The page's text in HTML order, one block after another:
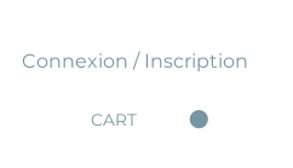
Connexion / Inscription
CART